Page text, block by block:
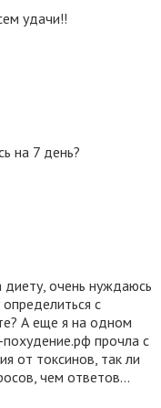
удачи!!
на 7 день?
очень нуждаюсь
с
А еще я на одном
прочла с
от токсинов, так ли
чем ответов…